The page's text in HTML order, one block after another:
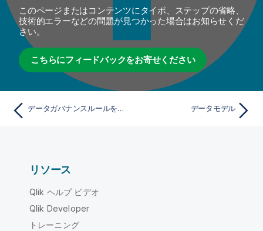
このページまたはコンテンツにタイポ、ステップの省略、
技術的エラーなどの問題が見つかった場合はお知らせくだ
さい。
こちらにフィードバックをお寄せください
データガバナンスルールを設定 データモデル
リソース
Qlik ヘルプ ビデオ
Qlik Developer
トレーニング